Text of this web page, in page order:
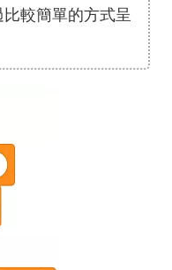
比較簡單的方式呈